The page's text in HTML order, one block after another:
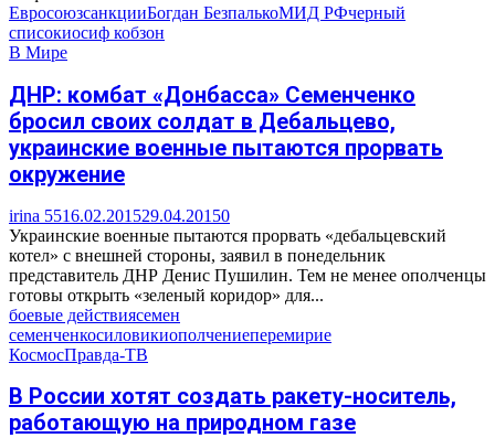
ЕвросоюзсанкцииБогдан БезпалькоМИД РФчерный
списокиосиф кобзон
В Мире
ДНР: комбат «Донбасса» Семенченко
бросил своих солдат в Дебальцево,
украинские военные пытаются прорвать
окружение
irina 5516.02.201529.04.20150
Украинские военные пытаются прорвать «дебальцевский
котел» с внешней стороны, заявил в понедельник
представитель ДНР Денис Пушилин. Тем не менее ополченцы
готовы открыть «зеленый коридор» для...
боевые действиясемен
семенченкосиловикиополчениеперемирие
КосмосПравда-ТВ
В России хотят создать ракету-носитель,
работающую на природном газе